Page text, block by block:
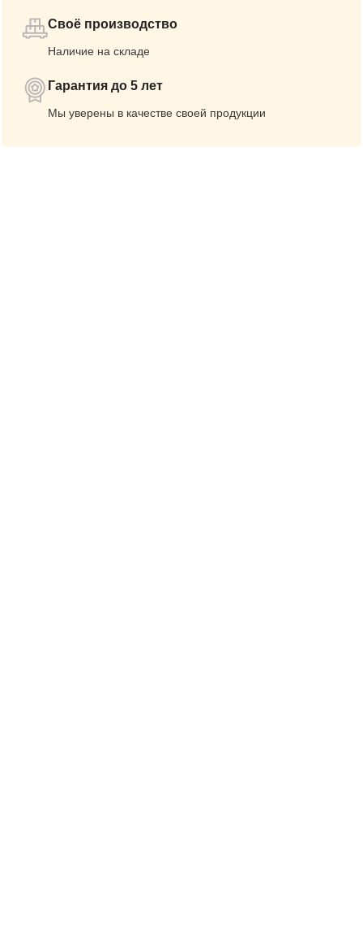
Своё производство
Наличие на складе
Гарантия до 5 лет
Мы уверены в качестве своей продукции